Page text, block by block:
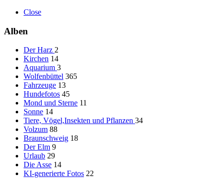
Close
Alben
Der Harz 2
Kirchen 14
Aquarium 3
Wolfenbüttel 365
Fahrzeuge 13
Hundefotos 45
Mond und Sterne 11
Sonne 14
Tiere, Vögel,Insekten und Pflanzen 34
Volzum 88
Braunschweig 18
Der Elm 9
Urlaub 29
Die Asse 14
KI-generierte Fotos 22